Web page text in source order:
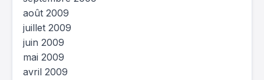
août 2009
juillet 2009
juin 2009
mai 2009
avril 2009